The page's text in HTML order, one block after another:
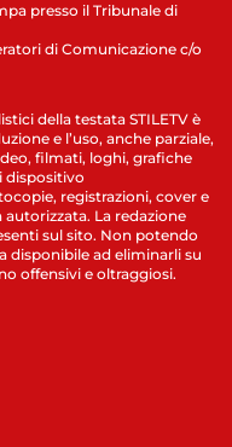
presso il Tribunale di
di Comunicazione c/o
della testata STILETV è
e l’uso, anche parziale,
filmati, loghi, grafiche
dispositivo
registrazioni, cover e
La redazione
sul sito. Non potendo
disponibile ad eliminarli su
offensivi e oltraggiosi.